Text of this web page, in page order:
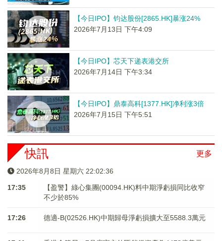
【今日IPO】钧达股份[2865.HK]暴涨24%
2026年7月13日 下午4:09
【今日IPO】芯天下递表港交所
2026年7月14日 下午3:34
【今日IPO】鼎泰高科[1377.HK]净利涨3倍
2026年7月15日 下午5:51
更多
快訊
2026年8月8日 星期六 22:02:37
17:35
【盈警】綠心集團(00094.HK)料中期淨虧損同比收窄
不少於85%
17:26 德適-B(02526.HK)中期歸母淨虧損擴大至5588.3萬元